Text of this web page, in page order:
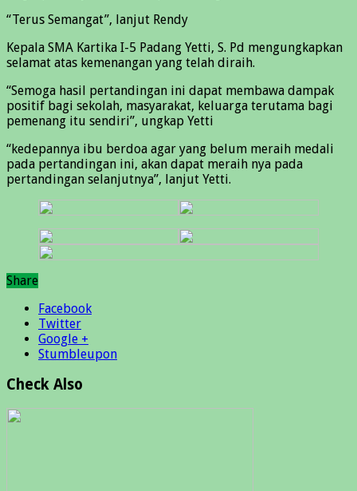
“Terus Semangat”, lanjut Rendy
Kepala SMA Kartika I-5 Padang Yetti, S. Pd mengungkapkan
selamat atas kemenangan yang telah diraih.
“Semoga hasil pertandingan ini dapat membawa dampak
positif bagi sekolah, masyarakat, keluarga terutama bagi
pemenang itu sendiri”, ungkap Yetti
“kedepannya ibu berdoa agar yang belum meraih medali
pada pertandingan ini, akan dapat meraih nya pada
pertandingan selanjutnya”, lanjut Yetti.
Share
Facebook
Twitter
Google +
Stumbleupon
Check Also